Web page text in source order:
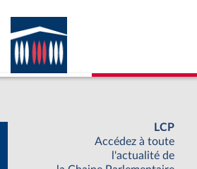
LCP
Accédez à toute
l'actualité de